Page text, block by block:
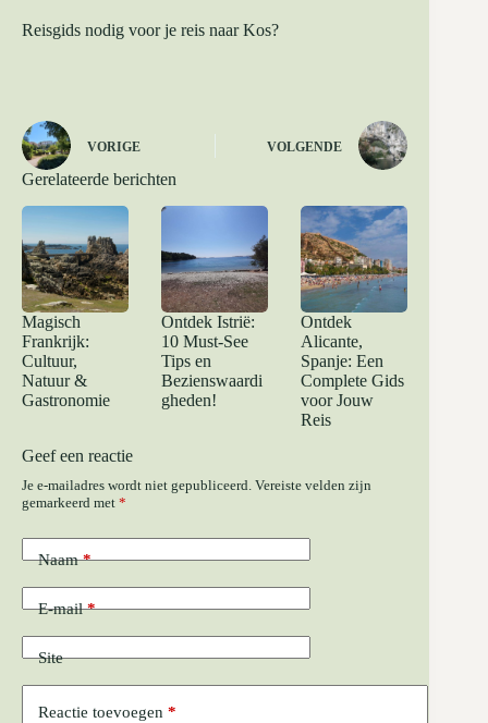
Reisgids nodig voor je reis naar Kos?
VORIGE VOLGENDE
Gerelateerde berichten
Magisch
Frankrijk:
Cultuur,
Natuur &
Gastronomie
Ontdek Istrië:
10 Must-See
Tips en
Bezienswaardi
gheden!
Ontdek
Alicante,
Spanje: Een
Complete Gids
voor Jouw
Reis
Geef een reactie
Je e-mailadres wordt niet gepubliceerd. Vereiste velden zijn
gemarkeerd met *
Naam*
E-mail*
Site
Reactie toevoegen *